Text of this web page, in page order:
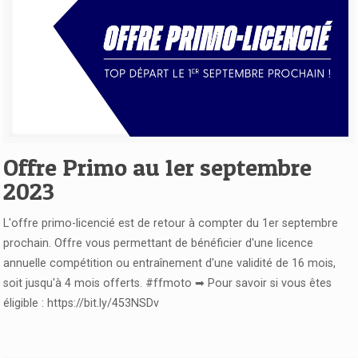
Voir l'article
Offre Primo au 1er septembre
2023
L'offre primo-licencié est de retour à compter du 1er septembre
prochain. Offre vous permettant de bénéficier d'une licence
annuelle compétition ou entraînement d'une validité de 16 mois,
soit jusqu'à 4 mois offerts. #ffmoto ➡ Pour savoir si vous êtes
éligible : https://bit.ly/453NSDv